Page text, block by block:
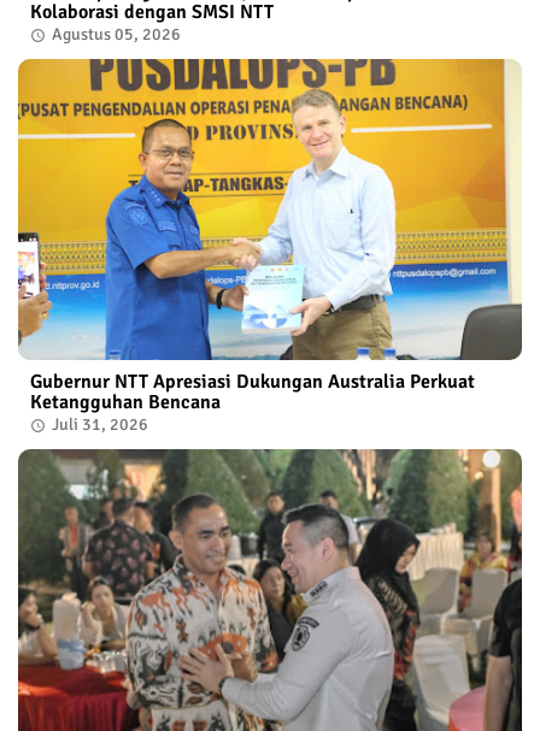
Kolaborasi dengan SMSI NTT
Agustus 05, 2026
Gubernur NTT Apresiasi Dukungan Australia Perkuat
Ketangguhan Bencana
Juli 31, 2026